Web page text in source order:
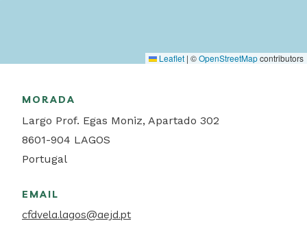
Leaflet | ©OpenStreetMapcontributors
MORADA
Largo Prof. Egas Moniz, Apartado 302
8601-904 LAGOS
Portugal
EMAIL
cfdvela.lagos@aejd.pt